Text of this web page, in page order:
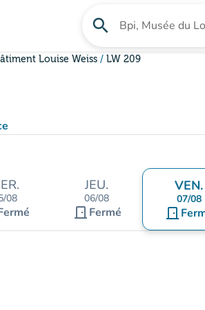
search Rechercher un
Louise Weiss LW 209
08
JEU.
06/08
door_front Fermé
VEN.
07/08
door_front